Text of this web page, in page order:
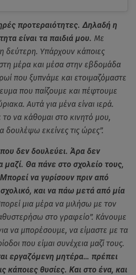
προτεραιότητες. Δηλαδή η
είναι τα παιδιά μου. Με
δεύτερη. Υπάρχουν κάποιες
μέρα και μέσα στην εβδομάδα
που ξυπνάμε και ετοιμαζόμαστε
που παίζουμε και πέφτουμε
Αυτά για μένα είναι ιερά.
να κάθομαι στο κινητό μου,
δουλέψω εκείνες τις ώρες”.
δεν δουλεύει. Άρα δεν
μαζί. Θα πάνε στο σχολείο τους,
να γυρίσουν πριν από
και να πάω μετά από μία
μια μέρα να μιλήσω με τον
στο γραφείο”. Κάνουμε
να μπορέσουμε, να είμαστε με τα
που είμαι συνέχεια μαζί τους.
εργαζόμενη μητέρα… πρέπει
κάποιες θυσίες. Και στο ένα, και